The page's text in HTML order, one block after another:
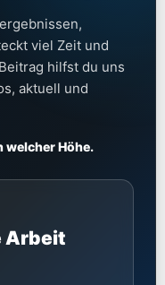
viel Zeit und
hilfst du uns
aktuell und
welcher Höhe.
Arbeit